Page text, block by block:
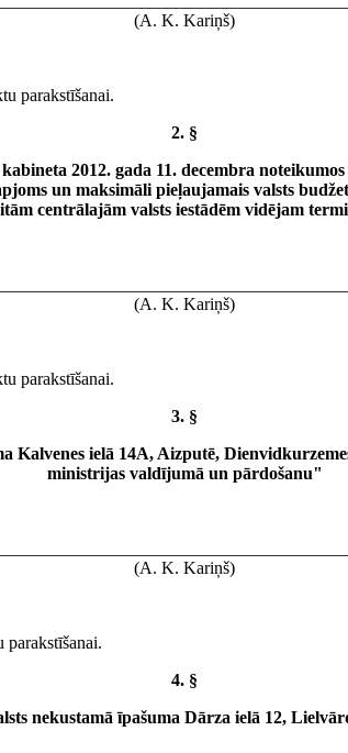
(A. K. Kariņš)
parakstīšanai.
2. §
2012. gada 11. decembra
un maksimāli pieļaujamais valsts
centrālajām valsts iestādēm vidējam
(A. K. Kariņš)
parakstīšanai.
3. §
ielā 14A, Aizputē,
ministrijas valdījumā un pārdošanu"
(A. K. Kariņš)
parakstīšanai.
4. §
nekustamā īpašuma Dārza ielā 12,